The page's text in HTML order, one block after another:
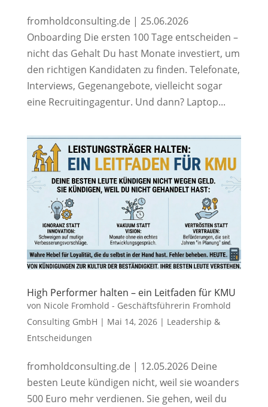
fromholdconsulting.de | 25.06.2026
Onboarding Die ersten 100 Tage entscheiden –
nicht das Gehalt Du hast Monate investiert, um
den richtigen Kandidaten zu finden. Telefonate,
Interviews, Gegenangebote, vielleicht sogar
eine Recruitingagentur. Und dann? Laptop...
High Performer halten – ein Leitfaden für KMU
von Nicole Fromhold - Geschäftsführerin Fromhold
Consulting GmbH | Mai 14, 2026| Leadership &
Entscheidungen
fromholdconsulting.de | 12.05.2026 Deine
besten Leute kündigen nicht, weil sie woanders
500 Euro mehr verdienen. Sie gehen, weil du